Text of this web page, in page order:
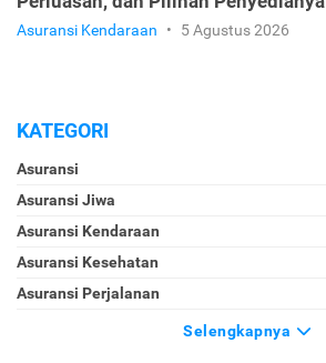
Asuransi Kendaraan • 5 Agustus 2026
KATEGORI
Asuransi
Asuransi Jiwa
Asuransi Kendaraan
Asuransi Kesehatan
Asuransi Perjalanan
Selengkapnya